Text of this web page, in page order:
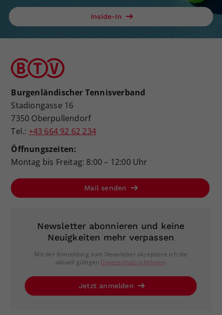
Inside-In
Burgenländischer Tennisverband
Stadiongasse 16
7350 Oberpullendorf
Tel.: +43 664 92 62 234
Öffnungszeiten:
Montag bis Freitag: 8:00 – 12:00 Uhr
Mail senden
Newsletter abonnieren und keine
Neuigkeiten mehr verpassen
Mit der Anmeldung zum Newsletter akzeptiere ich die
aktuell gültigen Datenschutzrichtlinien.
Jetzt anmelden